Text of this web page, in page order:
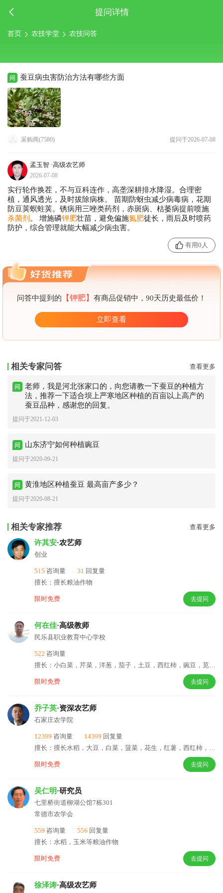
提问详情
首页 农技学堂 农技问答
蚕豆病虫害防治方法有哪些方面
采购商(7580) 提问于2026-07-08
孟玉智 ·高级农艺师
2026-07-08
实行轮作换茬，不与豆科连作，高垄深耕排水降湿。合理密
植，通风透光，及时拔除病株。 苗期防蚜虫减少病毒病，花期
防豆荚螟蛀荚。锈病用三唑类药剂，赤斑病、枯萎病提前喷施
杀菌剂 。 增施磷钾肥壮苗，避免偏施氮肥徒长，雨后及时喷药
防护，综合管理就能大幅减少病虫害。
有用0人
问答中提到的 【钾肥】 有商品促销中，90天历史最低价！
立即查看
相关专家问答 查看更多
老师，我是河北张家口的，向您请教一下蚕豆的种植方
法，推荐一下适合坝上严寒地区种植的百亩以上高产的
蚕豆品种，感谢您的回复。
提问于2021-12-03
山东济宁如何种植豌豆
提问于2020-09-21
黄淮地区种植蚕豆 最高亩产多少？
提问于2020-08-21
相关专家推荐 查看更多
许其安·农艺师
创业
515 咨询量 31 回复量
擅长：擅长粮油作物
限时免费 去提问
何在佳·高级教师
民乐县职业教育中心学校
522 咨询量
擅长：小白菜，芹菜，洋葱，茄子，土豆，西红柿，豌豆，苋菜，生菜，萝卜，西葫芦，油菜，胡萝卜，黄瓜，大蒜，油麦菜，韭菜，文冠果，仁用杳，梨，蚕豆，葵花籽，小米，大麦，小麦，高粱，茴香，青稞，大豆，胡麻籽等等蔬菜、水果、粮油作物种植
限时免费 去提问
乔子英·资深农艺师
石家庄农学院
12399 咨询量 14399 回复量
擅长：擅长水稻，大豆，白菜，菠菜，花生，红薯，西红柿，肥料，小麦，绿豆，高亮，稻谷。
限时免费 去提问
吴仁明·研究员
七里桥街道柳湖公馆7栋301
常德市农学会
559 咨询量 556 回复量
擅长：水稻，玉米等粮油作物
限时免费 去提问
徐泽涛·高级农艺师